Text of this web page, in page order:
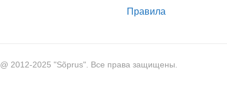
Правила
@ 2012-2025 "Sõprus". Все права защищены.